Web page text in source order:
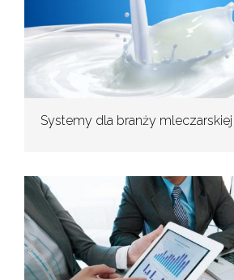
Systemy dla branży mleczarskiej